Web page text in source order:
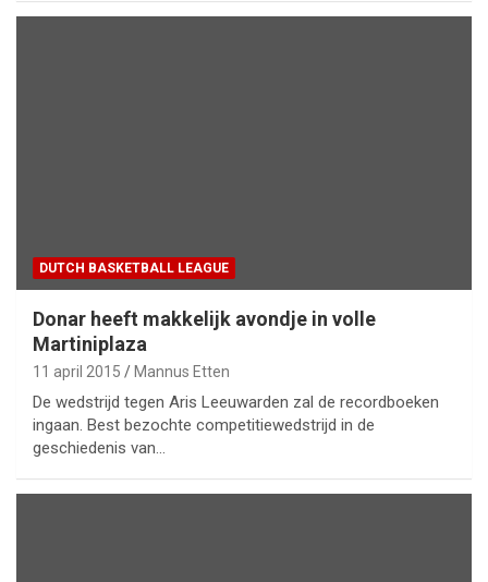
DUTCH BASKETBALL LEAGUE
Donar heeft makkelijk avondje in volle
Martiniplaza
11 april 2015 Mannus Etten
De wedstrijd tegen Aris Leeuwarden zal de recordboeken
ingaan. Best bezochte competitiewedstrijd in de
geschiedenis van…